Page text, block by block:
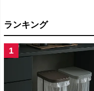
ランキング
1